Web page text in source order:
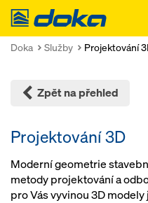
Doka
Doka Služby Projektování
Zpět na přehled
Projektování 3D
Moderní geometrie
metody projektování a
pro Vás vyvinou 3D